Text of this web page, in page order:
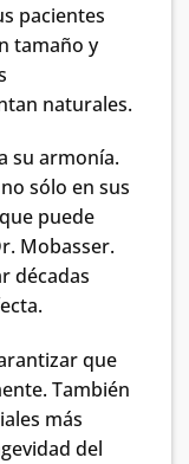
pacientes
tamaño y
naturales.
su armonía.
sólo en sus
puede
Mobasser.
décadas
que
También
más
del